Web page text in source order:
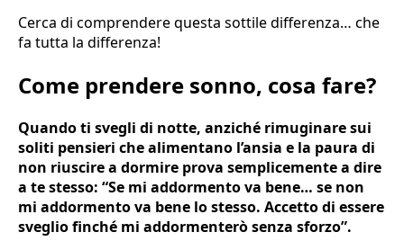
Cerca di comprendere questa sottile differenza… che
fa tutta la differenza!
Come prendere sonno, cosa fare?
Quando ti svegli di notte, anziché rimuginare sui
soliti pensieri che alimentano l’ansia e la paura di
non riuscire a dormire prova semplicemente a dire
a te stesso: “Se mi addormento va bene… se non
mi addormento va bene lo stesso. Accetto di essere
sveglio finché mi addormenterò senza sforzo”.